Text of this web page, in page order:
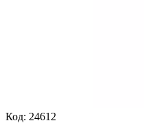
Код: 24612